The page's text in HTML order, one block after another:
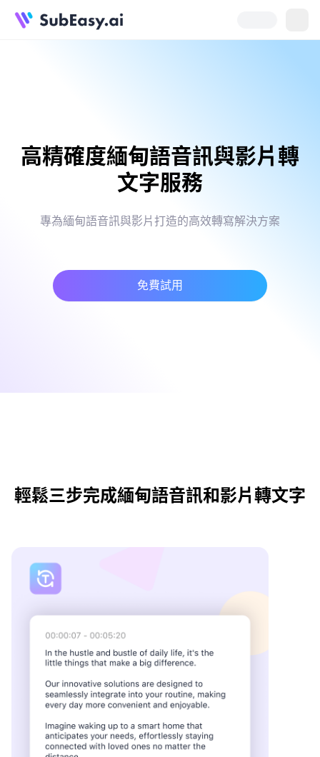
高精確度緬甸語音訊與影片轉
文字服務
專為緬甸語音訊與影片打造的高效轉寫解決方案
免費試用
輕鬆三步完成緬甸語音訊和影片轉文字